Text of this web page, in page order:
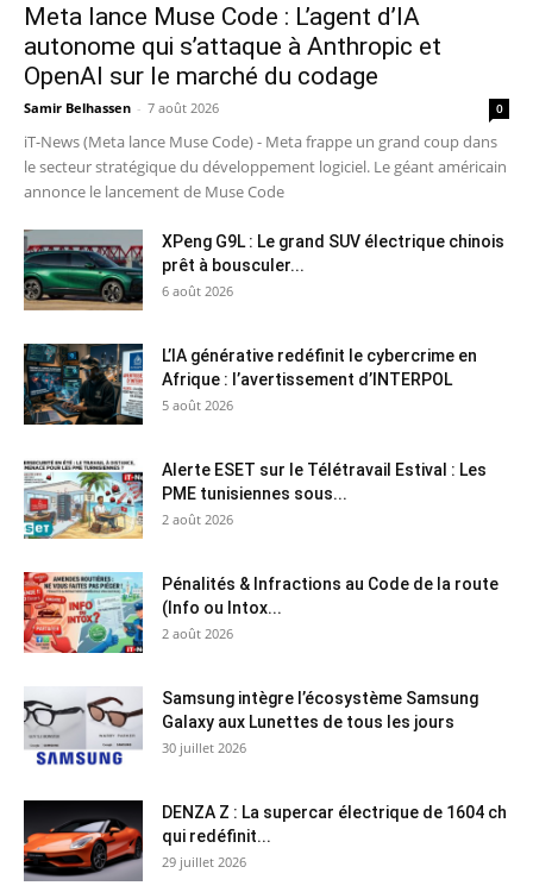
Meta lance Muse Code : L’agent d’IA
autonome qui s’attaque à Anthropic et
OpenAI sur le marché du codage
Samir Belhassen - 7 août 2026 0
iT-News (Meta lance Muse Code) - Meta frappe un grand coup dans
le secteur stratégique du développement logiciel. Le géant américain
annonce le lancement de Muse Code
XPeng G9L : Le grand SUV électrique chinois
prêt à bousculer...
6 août 2026
L’IA générative redéfinit le cybercrime en
Afrique : l’avertissement d’INTERPOL
5 août 2026
Alerte ESET sur le Télétravail Estival : Les
PME tunisiennes sous...
2 août 2026
Pénalités & Infractions au Code de la route
(Info ou Intox...
2 août 2026
Samsung intègre l’écosystème Samsung
Galaxy aux Lunettes de tous les jours
30 juillet 2026
DENZA Z : La supercar électrique de 1604 ch
qui redéfinit...
29 juillet 2026